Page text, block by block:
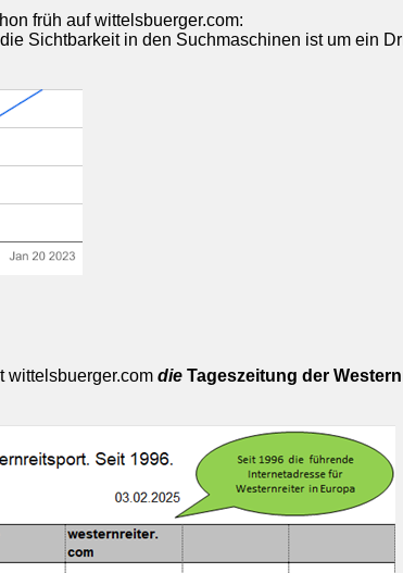
früh auf wittelsbuerger.com:
Sichtbarkeit in den Suchmaschinen ist um ein
wittelsbuerger.com die Tageszeitung der